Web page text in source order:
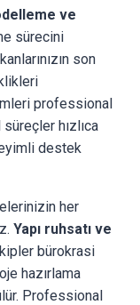
ve
sürecini
son
professional
hızlıca
destek
her
Yapı ruhsatı ve
bürokrasi
hazırlama
Professional